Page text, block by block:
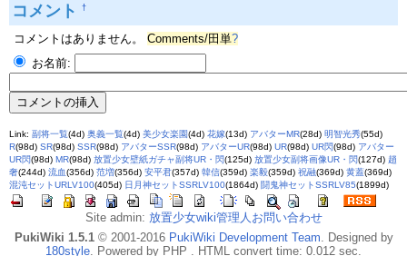
コメント †
コメントはありません。 Comments/田単?
お名前:
Link: 副将一覧(4d) 奥義一覧(4d) 美少女楽園(4d) 花嫁(13d) アバターMR(28d) 明智光秀(55d)
R(98d) SR(98d) SSR(98d) アバターSSR(98d) アバターUR(98d) UR(98d) UR閃(98d) アバター
UR閃(98d) MR(98d) 放置少女壁紙ガチャ副将UR・閃(125d) 放置少女副将画像UR・閃(127d) 趙
奢(244d) 流血(356d) 范増(356d) 安平君(357d) 韓信(359d) 楽毅(359d) 祝融(369d) 黄蓋(369d)
混沌セットURLV100(405d) 日月神セットSSRLV100(1864d) 闘鬼神セットSSRLV85(1899d)
Site admin: 放置少女wiki管理人お問い合わせ
PukiWiki 1.5.1© 2001-2016 PukiWiki Development Team . Designed by
180style . Powered by PHP . HTML convert time: 0.012 sec.